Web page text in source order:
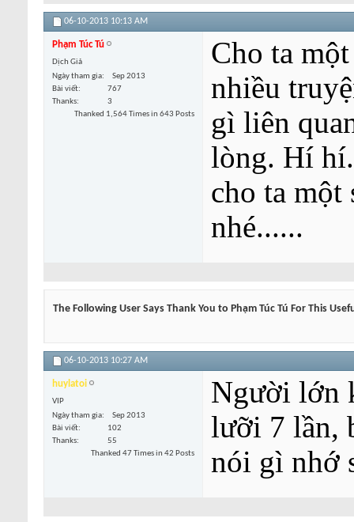
06-10-2013 10:13 AM
Phạm Túc Tú
Dịch Giả
Ngày tham gia
Sep 2013
Bài viết
767
Thanks
3
Thanked 1,564 Times in 643 Posts
Cho ta
nhiều
gì liên
lòng. Hí
cho ta một
nhé......
The Following User Says Thank You to Phạm Túc Tú For This
06-10-2013 10:27 AM
huylatoi
VIP
Ngày tham gia
Sep 2013
Bài viết
102
Thanks
55
Thanked 47 Times in 42 Posts
Người lớn
lưỡi 7 lần,
nói gì nhớ